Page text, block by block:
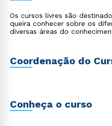
Os cursos livres são
queira conhecer sobre os
diversas áreas do
Coordenação do
Conheça o curso